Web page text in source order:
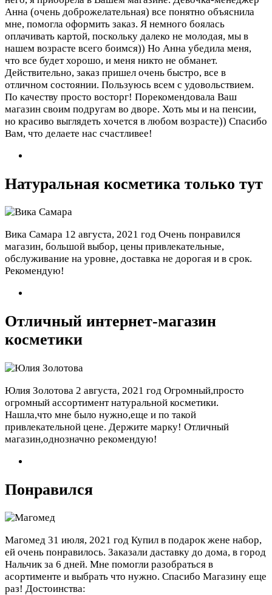
Анна (очень доброжелательная) все понятно объяснила
мне, помогла оформить заказ. Я немного боялась
оплачивать картой, поскольку далеко не молодая, мы в
нашем возрасте всего боимся)) Но Анна убедила меня,
что все будет хорошо, и меня никто не обманет.
Действительно, заказ пришел очень быстро, все в
отличном состоянии. Пользуюсь всем с удовольствием.
По качеству просто восторг! Порекомендовала Ваш
магазин своим подругам во дворе. Хоть мы и на пенсии,
но красиво выглядеть хочется в любом возрасте)) Спасибо
Вам, что делаете нас счастливее!
Натуральная косметика только тут
Вика Самара 12 августа, 2021 год Очень понравился
магазин, большой выбор, цены привлекательные,
обслуживание на уровне, доставка не дорогая и в срок.
Рекомендую!
Отличный интернет-магазин
косметики
Юлия Золотова 2 августа, 2021 год Огромный,просто
огромный ассортимент натуральной косметики.
Нашла,что мне было нужно,еще и по такой
привлекательной цене. Держите марку! Отличный
магазин,однозначно рекомендую!
Понравился
Магомед 31 июля, 2021 год Купил в подарок жене набор,
ей очень понравилось. Заказали даставку до дома, в город
Нальчик за 6 дней. Мне помогли разобраться в
асортименте и выбрать что нужно. Спасибо Магазину еще
раз! Достоинства: